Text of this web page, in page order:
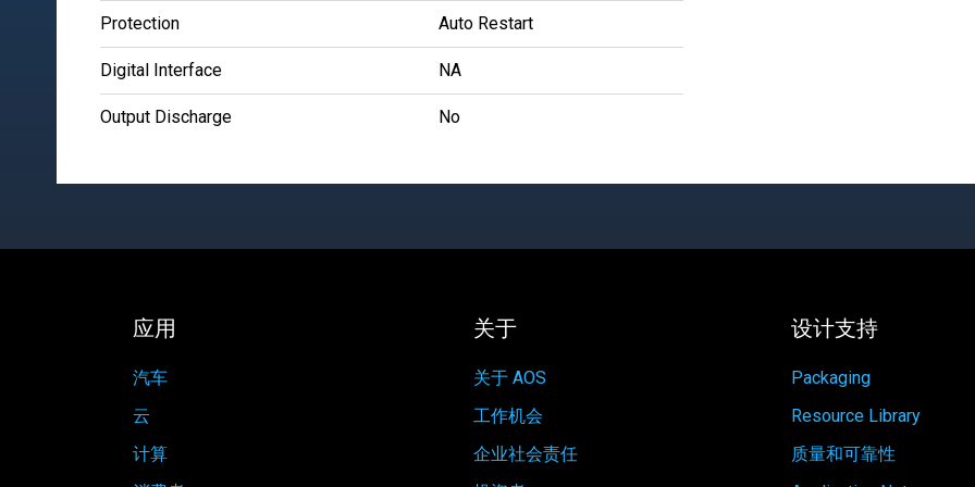
Protection Auto Restart
Digital Interface NA
Output Discharge No
应用
汽车
云
计算
关于
关于 AOS
工作机会
企业社会责任
设计支持
Packaging
Resource Library
质量和可靠性